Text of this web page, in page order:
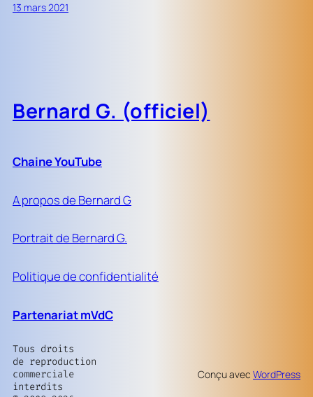
13 mars 2021
Bernard G. (officiel)
Chaine YouTube
A propos de Bernard G
Portrait de Bernard G.
Politique de confidentialité
Partenariat mVdC
Tous droits
de reproduction
commerciale
interdits
Conçu avec WordPress